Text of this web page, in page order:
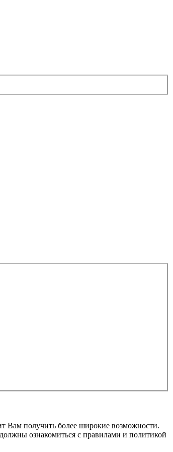
Вам получить более широкие возможности.
ознакомиться с правилами и политикой